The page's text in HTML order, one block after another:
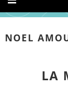
NOEL
LA